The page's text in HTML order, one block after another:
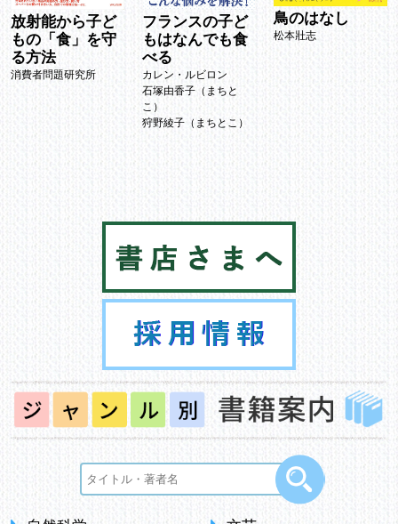
放射能から子ど
もの「食」を守
る方法
消費者問題研究所
フランスの子ど
もはなんでも食
べる
カレン・ルビロン
石塚由香子（まちと
こ）
狩野綾子（まちとこ）
鳥のはなし
松本壯志